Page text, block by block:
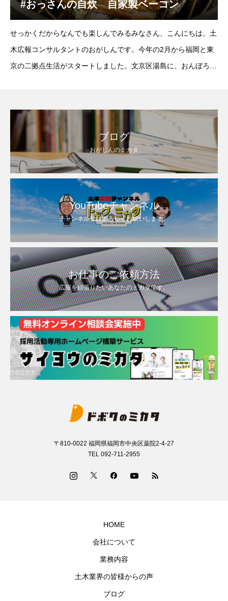
#おっさんの自炊 自家製ベーコン
せっかくだからなんでも楽しんでみるみなさん、こんにちは。土
木広報コンサルタントのおがしんです。今年の2月から福岡と東
京の二拠点生活がスタートしました。文京区湯島に、おんぼろマ
ブログ
おがしんのミカタ
YouTubeチャンネル
チャンネル登録よろしくお願いします。
お仕事のご依頼方法
広報を頑張りたいあなたのミカタです。
〒810-0022 福岡県福岡市中央区薬院2-4-27
TEL 092-711-2955
HOME
会社について
業務内容
土木業界の皆様からの声
ブログ